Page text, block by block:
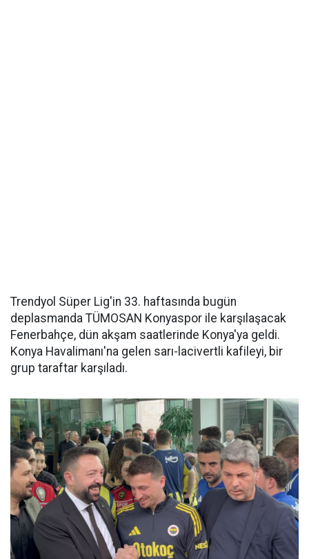
Trendyol Süper Lig'in 33. haftasında bugün
deplasmanda TÜMOSAN Konyaspor ile karşılaşacak
Fenerbahçe, dün akşam saatlerinde Konya'ya geldi.
Konya Havalimanı'na gelen sarı-lacivertli kafileyi, bir
grup taraftar karşıladı.